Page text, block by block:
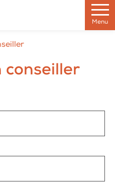
Menu
conseiller